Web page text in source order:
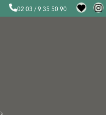
02 03 / 9 35 50 90